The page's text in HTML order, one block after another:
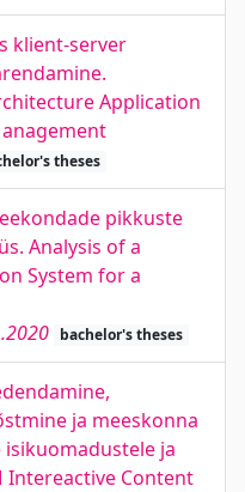
klient-server
Application
theses
pikkuste
Analysis of a
System for a
bachelor's theses
ja meeskonna
ja
Intereactive Content